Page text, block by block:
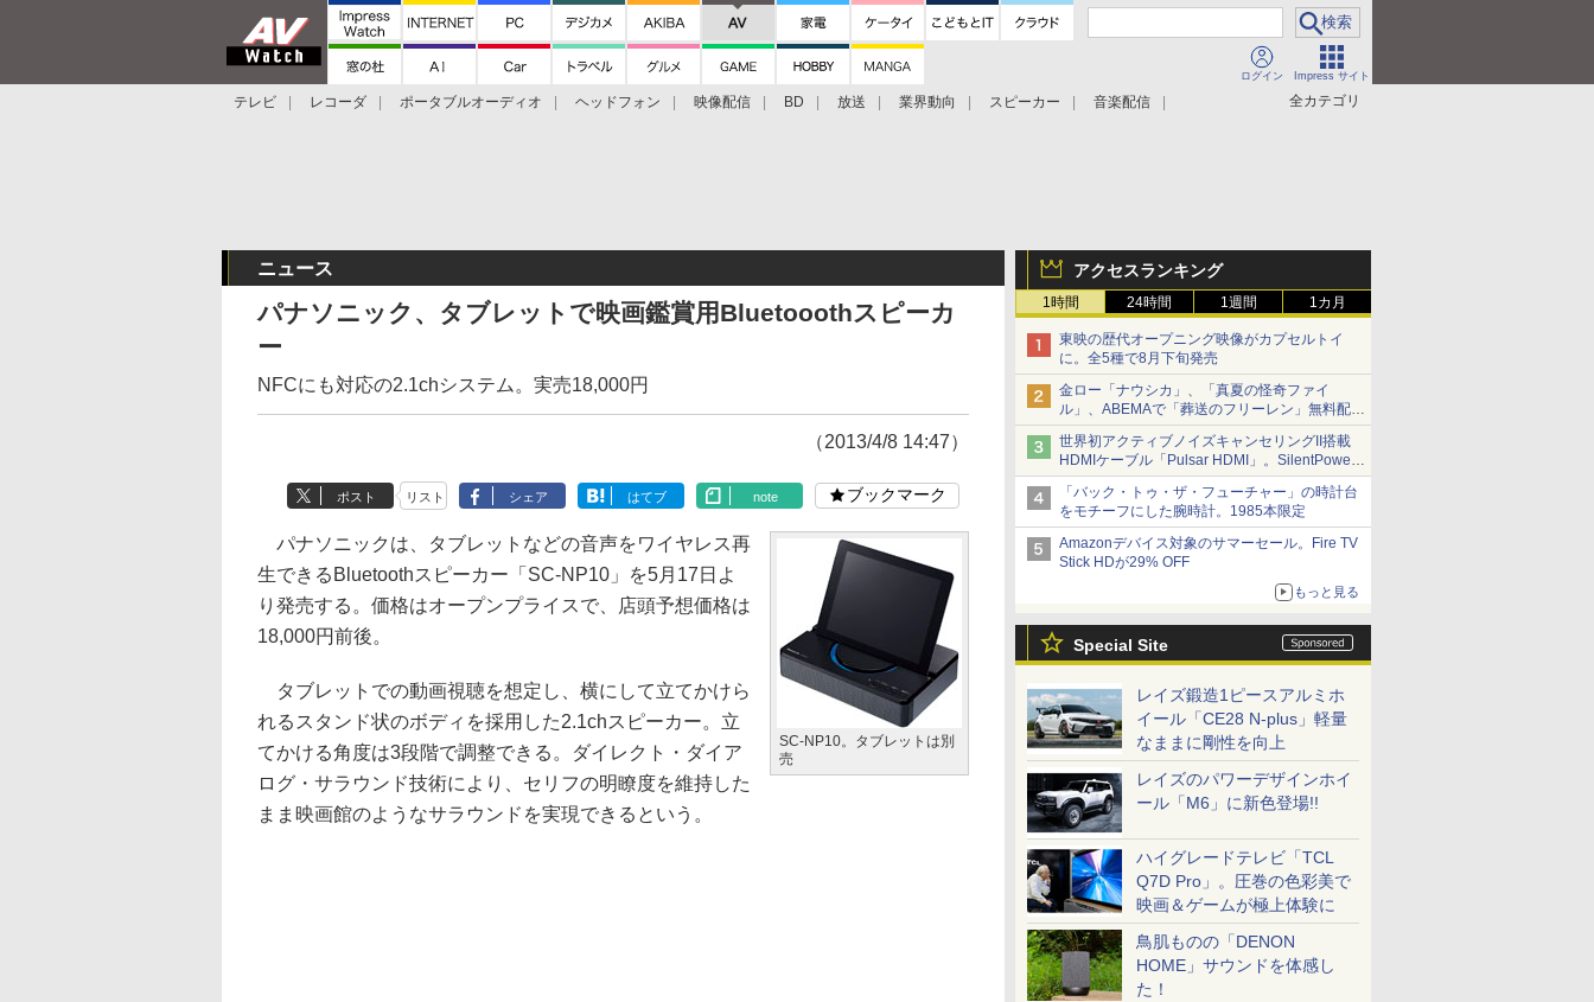
ログイン Impress サイト
全カテゴリ
テレビ レコーダ ポータブルオーディオ ヘッドフォン 映像配信 BD 放送 業界動向 スピーカー
音楽配信
アクセスランキング
1時間 24時間 1週間 1カ月
東映の歴代オープニング映像がカプセルトイ
に。全5種で8月下旬発売
金ロー「ナウシカ」、「真夏の怪奇ファイ
ル」、ABEMAで「葬送のフリーレン」無料配信
など。夏の特番・配信情報
世界初アクティブノイズキャンセリングII搭載
HDMIケーブル「Pulsar HDMI」。SilentPower
から
「バック・トゥ・ザ・フューチャー」の時計台
をモチーフにした腕時計。1985本限定
Amazonデバイス対象のサマーセール。Fire TV
Stick HDが29% OFF
もっと見る
Special Site
レイズ鍛造1ピースアルミホ
イール「CE28 N-plus」軽量
なままに剛性を向上
レイズのパワーデザインホイ
ール「M6」に新色登場!!
ハイグレードテレビ「TCL
Q7D Pro」。圧巻の色彩美で
映画＆ゲームが極上体験に
鳥肌ものの「DENON
HOME」サウンドを体感し
た！
ニュース
パナソニック、タブレットで映画鑑賞用Bluetooothスピーカ
ー
NFCにも対応の2.1chシステム。実売18,000円
（2013/4/8 14:47）
ポスト リスト シェア はてブ note ブックマーク
SC-NP10。タブレットは別
売
パナソニックは、タブレットなどの音声をワイヤレス再
生できるBluetoothスピーカー「SC-NP10」を5月17日よ
り発売する。価格はオープンプライスで、店頭予想価格は
18,000円前後。
タブレットでの動画視聴を想定し、横にして立てかけら
れるスタンド状のボディを採用した2.1chスピーカー。立
てかける角度は3段階で調整できる。ダイレクト・ダイア
ログ・サラウンド技術により、セリフの明瞭度を維持した
まま映画館のようなサラウンドを実現できるという。